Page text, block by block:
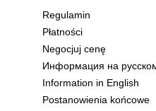
Regulamin
Płatności
Negocjuj cenę
Информация на
Information in English
Postanowienia końcowe